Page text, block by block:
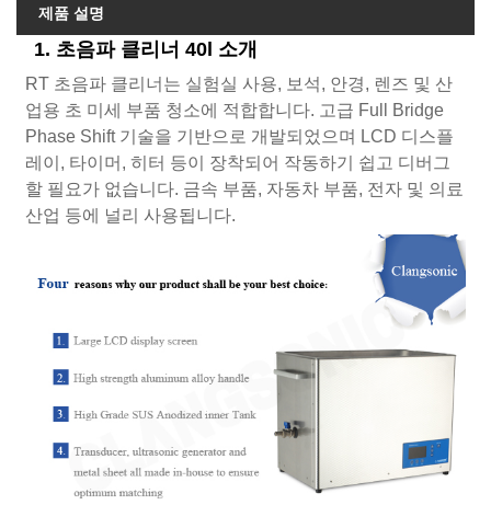
제품 설명
1. 초음파 클리너 40l 소개
RT 초음파 클리너는 실험실 사용, 보석, 안경, 렌즈 및 산
업용 초 미세 부품 청소에 적합합니다. 고급 Full Bridge
Phase Shift 기술을 기반으로 개발되었으며 LCD 디스플
레이, 타이머, 히터 등이 장착되어 작동하기 쉽고 디버그
할 필요가 없습니다. 금속 부품, 자동차 부품, 전자 및 의료
산업 등에 널리 사용됩니다.